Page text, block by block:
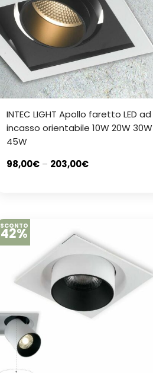
INTEC LIGHT Apollo faretto LED ad
incasso orientabile 10W 20W 30W
45W
98,00€ – 203,00€
SCONTO
42%